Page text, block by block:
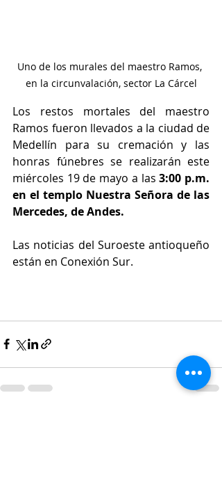
Uno de los murales del maestro Ramos,
en la circunvalación, sector La Cárcel
Los restos mortales del maestro
Ramos fueron llevados a la ciudad de
Medellín para su cremación y las
honras fúnebres se realizarán este
miércoles 19 de mayo a las 3:00 p.m.
en el templo Nuestra Señora de las
Mercedes, de Andes.
Las noticias del Suroeste antioqueño
están en Conexión Sur.